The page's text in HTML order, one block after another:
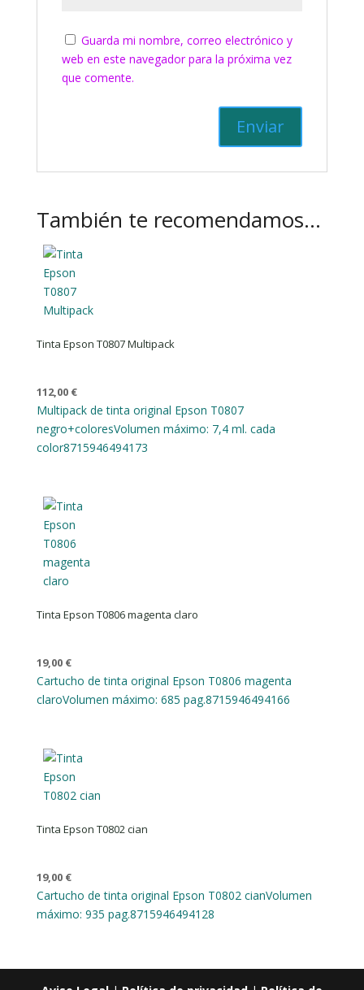
Guarda mi nombre, correo electrónico y
web en este navegador para la próxima vez
que comente.
También te recomendamos…
Tinta Epson T0807 Multipack
112,00 €
Multipack de tinta original Epson T0807
negro+coloresVolumen máximo: 7,4 ml. cada
color8715946494173
Tinta Epson T0806 magenta claro
19,00 €
Cartucho de tinta original Epson T0806 magenta
claroVolumen máximo: 685 pag.8715946494166
Tinta Epson T0802 cian
19,00 €
Cartucho de tinta original Epson T0802 cianVolumen
máximo: 935 pag.8715946494128